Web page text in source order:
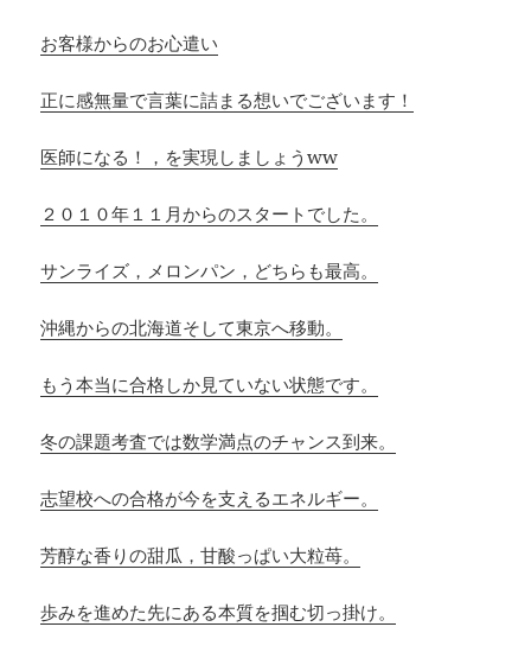
お客様からのお心遣い
正に感無量で言葉に詰まる想いでございます！
医師になる！，を実現しましょうww
２０１０年１１月からのスタートでした。
サンライズ，メロンパン，どちらも最高。
沖縄からの北海道そして東京へ移動。
もう本当に合格しか見ていない状態です。
冬の課題考査では数学満点のチャンス到来。
志望校への合格が今を支えるエネルギー。
芳醇な香りの甜瓜，甘酸っぱい大粒苺。
歩みを進めた先にある本質を掴む切っ掛け。